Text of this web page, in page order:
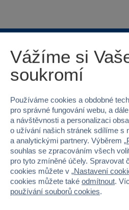
Proč nakupovat ve
Nejširší sortiment na
trhu
Vážíme si
soukromí
Používáme cookies a obdobné
pro správné fungování webu, a
a návštěvnosti a personalizaci
o užívání našich stránek sdílíme s
a analytickými partnery. Výběrem „
souhlas se zpracováním všech
pro tyto zmíněné účely. Spravovat
cookies můžete v „Nastavení
cookies můžete také odmítnout.
používání souborů cookies.